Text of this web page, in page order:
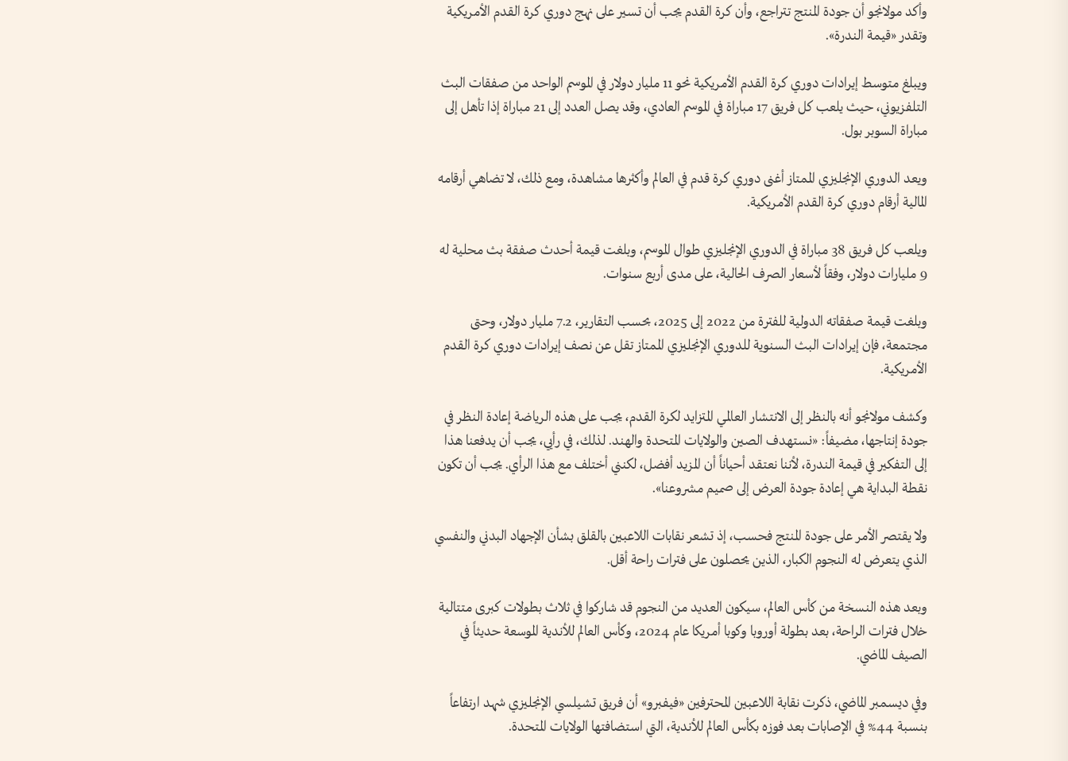
وأكد مولانجو أن جودة المنتج تتراجع، وأن كرة القدم يجب أن تسير على نهج دوري كرة القدم الأمريكية
وتقدر «قيمة الندرة».
ويبلغ متوسط إيرادات دوري كرة القدم الأمريكية نحو 11 مليار دولار في الموسم الواحد من صفقات البث
التلفزيوني، حيث يلعب كل فريق 17 مباراة في الموسم العادي، وقد يصل العدد إلى 21 مباراة إذا تأهل إلى
مباراة السوبر بول.
ويعد الدوري الإنجليزي الممتاز أغنى دوري كرة قدم في العالم وأكثرها مشاهدة، ومع ذلك، لا تضاهي أرقامه
المالية أرقام دوري كرة القدم الأمريكية.
ويلعب كل فريق 38 مباراة في الدوري الإنجليزي طوال الموسم، وبلغت قيمة أحدث صفقة بث محلية له
9 مليارات دولار، وفقاً لأسعار الصرف الحالية، على مدى أربع سنوات.
وبلغت قيمة صفقاته الدولية للفترة من 2022 إلى 2025، بحسب التقارير، 7.2 مليار دولار، وحتى
مجتمعة، فإن إيرادات البث السنوية للدوري الإنجليزي الممتاز تقل عن نصف إيرادات دوري كرة القدم
الأمريكية.
وكشف مولانجو أنه بالنظر إلى الانتشار العالمي المتزايد لكرة القدم، يجب على هذه الرياضة إعادة النظر في
جودة إنتاجها، مضيفاً: «نستهدف الصين والولايات المتحدة والهند. لذلك، في رأيي، يجب أن يدفعنا هذا
إلى التفكير في قيمة الندرة، لأننا نعتقد أحياناً أن المزيد أفضل، لكنني أختلف مع هذا الرأي. يجب أن تكون
نقطة البداية هي إعادة جودة العرض إلى صميم مشروعنا».
ولا يقتصر الأمر على جودة المنتج فحسب، إذ تشعر نقابات اللاعبين بالقلق بشأن الإجهاد البدني والنفسي
الذي يتعرض له النجوم الكبار، الذين يحصلون على فترات راحة أقل.
وبعد هذه النسخة من كأس العالم، سيكون العديد من النجوم قد شاركوا في ثلاث بطولات كبرى متتالية
خلال فترات الراحة، بعد بطولة أوروبا وكوبا أمريكا عام 2024، وكأس العالم للأندية الموسعة حديثاً في
الصيف الماضي.
وفي ديسمبر الماضي، ذكرت نقابة اللاعبين المحترفين «فيفبرو» أن فريق تشيلسي الإنجليزي شهد ارتفاعاً
بنسبة 44% في الإصابات بعد فوزه بكأس العالم للأندية، التي استضافتها الولايات المتحدة.